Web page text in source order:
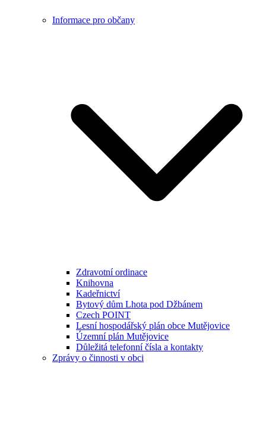
Informace pro občany
Zdravotní ordinace
Knihovna
Kadeřnictví
Bytový dům Lhota pod Džbánem
Czech POINT
Lesní hospodářský plán obce Mutějovice
Územní plán Mutějovice
Důležitá telefonní čísla a kontakty
Zprávy o činnosti v obci